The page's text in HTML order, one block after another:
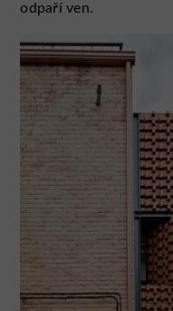
odpaří ven.